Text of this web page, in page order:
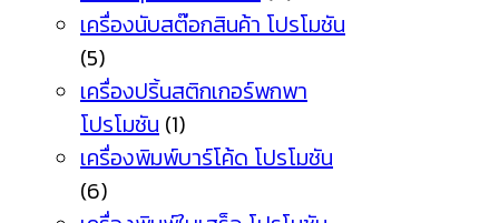
เครื่องนับสต๊อกสินค้า โปรโมชัน
(5)
เครื่องปริ้นสติกเกอร์พกพา
โปรโมชัน (1)
เครื่องพิมพ์บาร์โค้ด โปรโมชัน
(6)